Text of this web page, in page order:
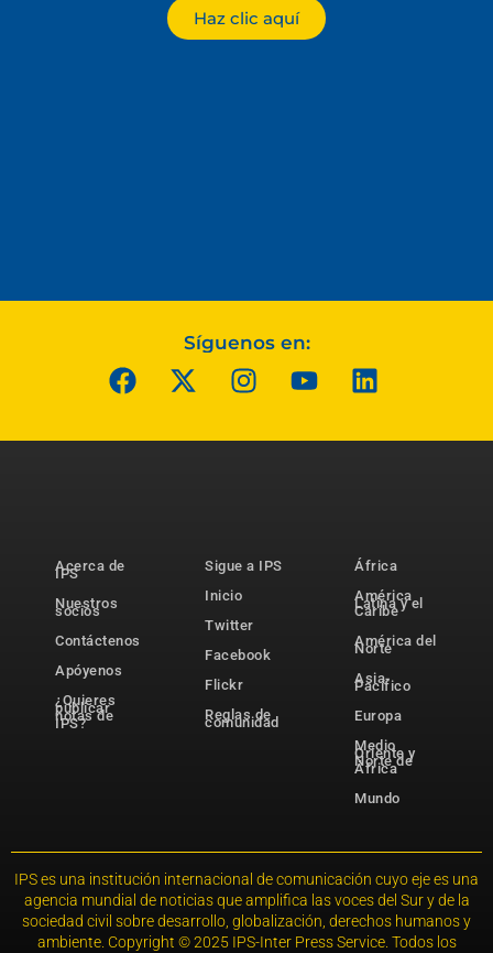
Haz clic aquí
Síguenos en:
Acerca de
IPS
Nuestros
socios
Contáctenos
Apóyenos
¿Quieres
publicar
notas de
IPS?
Sigue a IPS
Inicio
Twitter
Facebook
Flickr
Reglas de
comunidad
África
América
Latina y el
Caribe
América del
Norte
Asia-
Pacífico
Europa
Medio
Oriente y
Norte de
África
Mundo
IPS es una institución internacional de comunicación cuyo eje es una
agencia mundial de noticias que amplifica las voces del Sur y de la
sociedad civil sobre desarrollo, globalización, derechos humanos y
ambiente. Copyright © 2025 IPS-Inter Press Service. Todos los